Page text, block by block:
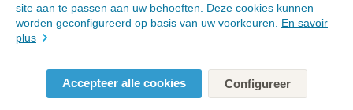
site aan te passen aan uw behoeften. Deze cookies kunnen
worden geconfigureerd op basis van uw voorkeuren. En savoir
plus
Accepteer alle cookies Configureer